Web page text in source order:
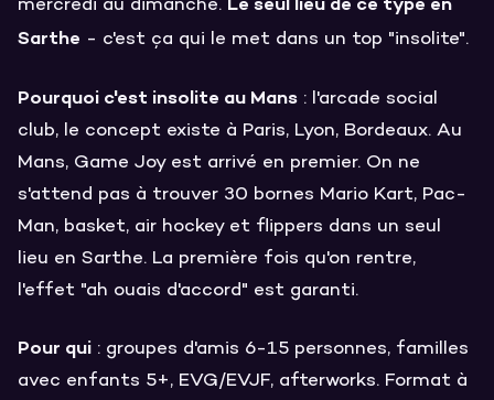
mercredi au dimanche.
Sarthe - c'est ça qui le met dans un top "insolite".
Pourquoi c'est insolite au Mans : l'arcade social
club, le concept existe à Paris, Lyon, Bordeaux. Au
Mans, Game Joy est arrivé en premier. On ne
s'attend pas à trouver 30 bornes Mario Kart, Pac-
Man, basket, air hockey et flippers dans un seul
lieu en Sarthe. La première fois qu'on rentre,
l'effet "ah ouais d'accord" est garanti.
Pour qui : groupes d'amis 6-15 personnes, familles
avec enfants 5+, EVG/EVJF, afterworks. Format à